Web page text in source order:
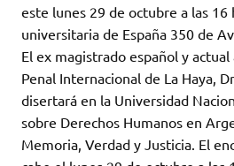
este lunes 29 de octubre a las 16
universitaria de España 350 de
El ex magistrado español y
Penal Internacional de La Haya,
disertará en la Universidad
sobre Derechos Humanos en
Memoria, Verdad y Justicia. El